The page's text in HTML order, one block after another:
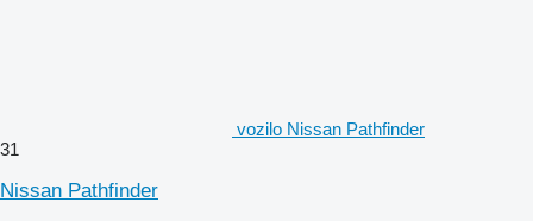
vozilo Nissan Pathfinder
31
Nissan Pathfinder